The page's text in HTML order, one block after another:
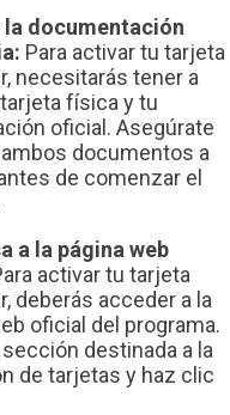
la documentación
Para activar tu tarjeta
necesitarás tener a
física y tu
oficial. Asegúrate
documentos a
de comenzar el
a la página web
activar tu tarjeta
deberás acceder a la
oficial del programa.
destinada a la
de tarjetas y haz clic